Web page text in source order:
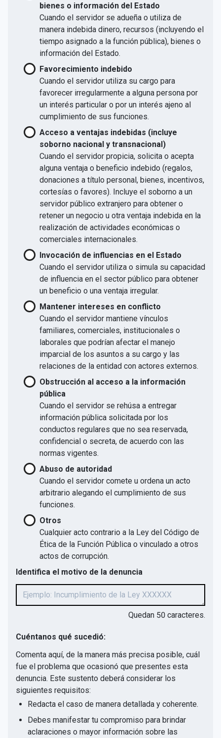
bienes o información del Estado
Cuando el servidor se adueña o utiliza de
manera indebida dinero, recursos (incluyendo el
tiempo asignado a la función pública), bienes o
información del Estado.
Favorecimiento indebido
Cuando el servidor utiliza su cargo para
favorecer irregularmente a alguna persona por
un interés particular o por un interés ajeno al
cumplimiento de sus funciones.
Acceso a ventajas indebidas (incluye
soborno nacional y transnacional)
Cuando el servidor propicia, solicita o acepta
alguna ventaja o beneficio indebido (regalos,
donaciones a título personal, bienes, incentivos,
cortesías o favores). Incluye el soborno a un
servidor público extranjero para obtener o
retener un negocio u otra ventaja indebida en la
realización de actividades económicas o
comerciales internacionales.
Invocación de influencias en el Estado
Cuando el servidor utiliza o simula su capacidad
de influencia en el sector público para obtener
un beneficio o una ventaja irregular.
Mantener intereses en conflicto
Cuando el servidor mantiene vínculos
familiares, comerciales, institucionales o
laborales que podrían afectar el manejo
imparcial de los asuntos a su cargo y las
relaciones de la entidad con actores externos.
Obstrucción al acceso a la información
pública
Cuando el servidor se rehúsa a entregar
información pública solicitada por los
conductos regulares que no sea reservada,
confidencial o secreta, de acuerdo con las
normas vigentes.
Abuso de autoridad
Cuando el servidor comete u ordena un acto
arbitrario alegando el cumplimiento de sus
funciones.
Otros
Cualquier acto contrario a la Ley del Código de
Ética de la Función Pública o vinculado a otros
actos de corrupción.
Identifica el motivo de la denuncia
Quedan 50 caracteres.
Cuéntanos qué sucedió:
Comenta aquí, de la manera más precisa posible, cuál
fue el problema que ocasionó que presentes esta
denuncia. Este sustento deberá considerar los
siguientes requisitos:
Redacta el caso de manera detallada y coherente.
Debes manifestar tu compromiso para brindar
aclaraciones o mayor información sobre las